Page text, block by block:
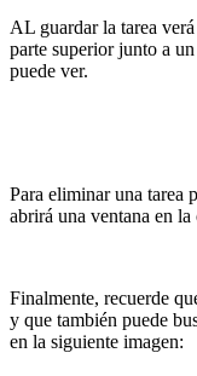
AL guardar la tarea
parte superior junto a
puede ver.
Para eliminar una tarea
abrirá una ventana en
Finalmente, recuerde
y que también puede
en la siguiente imagen: